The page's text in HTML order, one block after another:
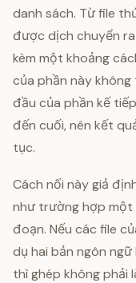
danh sách. Từ file
được dịch chuyển
kèm một khoảng
của phần này
đầu của phần kế
đến cuối, nên kết
tục.
Cách nối này giả
như trường hợp
đoạn. Nếu các file
dụ hai bản ngôn
thì ghép không phải